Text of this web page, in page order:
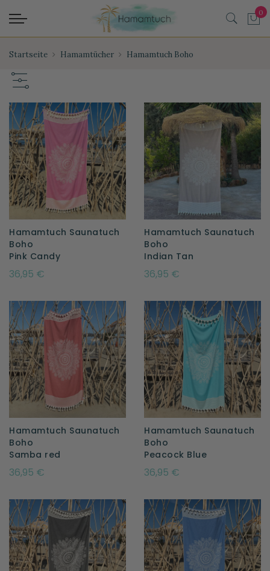
Startseite Hamamtücher Hamamtuch Boho
Hamamtuch Saunatuch
Boho
Pink Candy
36,95 €
Hamamtuch Saunatuch
Boho
Indian Tan
36,95 €
Hamamtuch Saunatuch
Boho
Samba red
36,95 €
Hamamtuch Saunatuch
Boho
Peacock Blue
36,95 €